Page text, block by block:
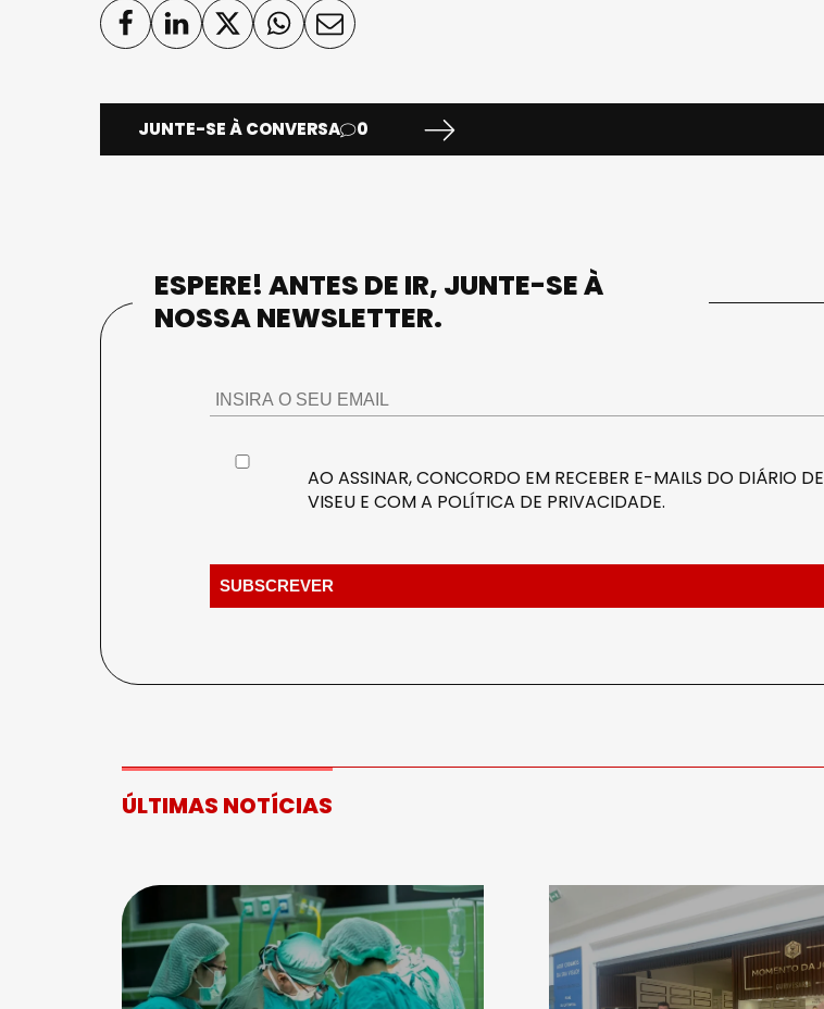
JUNTE-SE À CONVERSA 0
ESPERE! ANTES DE IR, JUNTE-SE À
NOSSA NEWSLETTER.
AO ASSINAR, CONCORDO EM RECEBER E-MAILS DO DIÁRIO DE
VISEU E COM A POLÍTICA DE PRIVACIDADE.
ÚLTIMAS NOTÍCIAS